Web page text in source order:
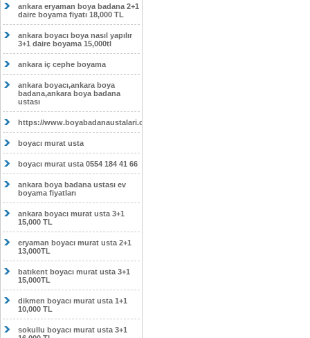
ankara eryaman boya badana 2+1
daire boyama fiyatı 18,000 TL
ankara boyacı boya nasıl yapılır
3+1 daire boyama 15,000tl
ankara iç cephe boyama
ankara boyacı,ankara boya
badana,ankara boya badana
ustası
https://www.boyabadanaustalari.com/
boyacı murat usta
boyacı murat usta 0554 184 41 66
ankara boya badana ustası ev
boyama fiyatları
ankara boyacı murat usta 3+1
15,000 TL
eryaman boyacı murat usta 2+1
13,000TL
batıkent boyacı murat usta 3+1
15,000TL
dikmen boyacı murat usta 1+1
10,000 TL
sokullu boyacı murat usta 3+1